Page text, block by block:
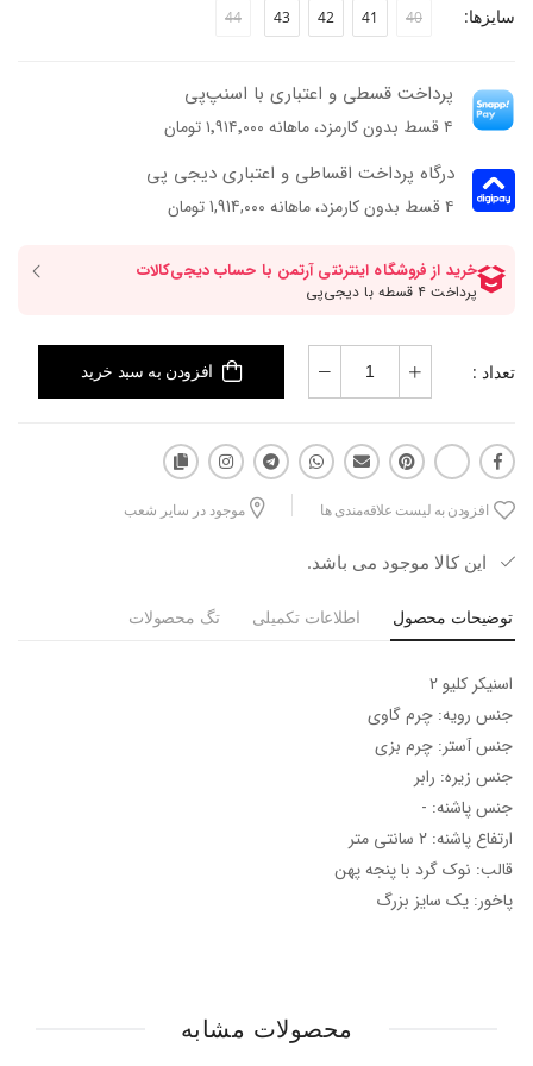
سایزها: 40
41
42
43
44
پرداخت قسطی و اعتباری با اسنپ‌پی
۴ قسط بدون کارمزد، ماهانه ۱٬۹۱۴٬۰۰۰ تومان
درگاه پرداخت اقساطی و اعتباری دیجی پی
۴ قسط بدون کارمزد، ماهانه 1,914,000 تومان
تعداد : افزودن به سبد خرید
افزودن به لیست علاقه‌مندی ها موجود در سایر شعب
این کالا موجود می باشد.
توضیحات محصول اطلاعات تکمیلی تگ محصولات
اسنیکر کلیو 2
جنس رویه: چرم گاوی
جنس آستر: چرم بزی
جنس زیره: رابر
جنس پاشنه: -
ارتفاع پاشنه: 2 سانتی متر
قالب: نوک گرد با پنجه پهن
پاخور: یک سایز بزرگ
محصولات مشابه